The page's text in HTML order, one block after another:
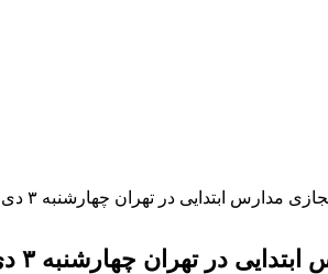
مدارس ابتدایی در تهران چهارشنبه ۳ دی‌ماه
در تهران چهارشنبه ۳ دی‌ماه